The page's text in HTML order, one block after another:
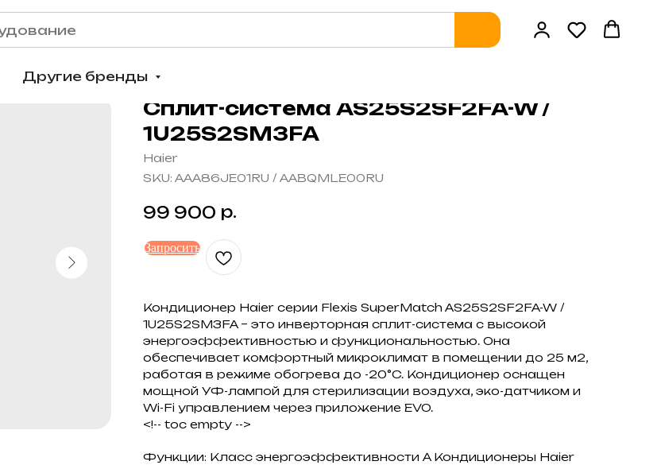
Другие бренды
Сплит-система AS25S2SF2FA-W /
1U25S2SM3FA
Haier
SKU: AAA86JE01RU / AABQMLE00RU
99 900 р.
Запросить
Кондиционер Haier серии Flexis SuperMatch AS25S2SF2FA-W /
1U25S2SM3FA – это инверторная сплит-система с высокой
энергоэффективностью и функциональностью. Она
обеспечивает комфортный микроклимат в помещении до 25 м2,
работая в режиме обогрева до -20°C. Кондиционер оснащен
мощной УФ-лампой для стерилизации воздуха, эко-датчиком и
Wi-Fi управлением через приложение EVO.
<!-- toc empty -->
Функции: Класс энергоэффективности A Кондиционеры Haier